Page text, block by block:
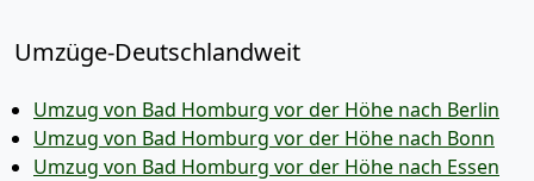
Umzüge-Deutschlandweit
Umzug von Bad Homburg vor der Höhe nach Berlin
Umzug von Bad Homburg vor der Höhe nach Bonn
Umzug von Bad Homburg vor der Höhe nach Essen